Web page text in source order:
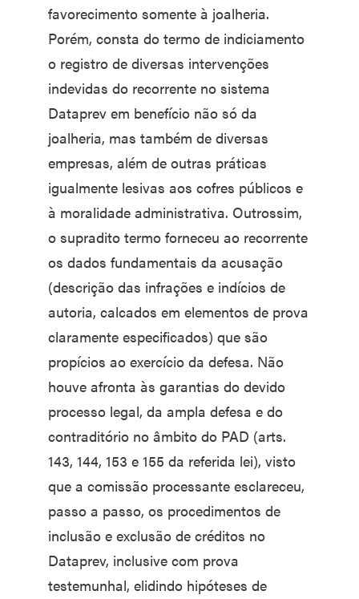
favorecimento somente à joalheria.
Porém, consta do termo de indiciamento
o registro de diversas intervenções
indevidas do recorrente no sistema
Dataprev em benefício não só da
joalheria, mas também de diversas
empresas, além de outras práticas
igualmente lesivas aos cofres públicos e
à moralidade administrativa. Outrossim,
o supradito termo forneceu ao recorrente
os dados fundamentais da acusação
(descrição das infrações e indícios de
autoria, calcados em elementos de prova
claramente especificados) que são
propícios ao exercício da defesa. Não
houve afronta às garantias do devido
processo legal, da ampla defesa e do
contraditório no âmbito do PAD (arts.
143, 144, 153 e 155 da referida lei), visto
que a comissão processante esclareceu,
passo a passo, os procedimentos de
inclusão e exclusão de créditos no
Dataprev, inclusive com prova
testemunhal, elidindo hipóteses de